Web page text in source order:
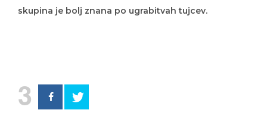
skupina je bolj znana po ugrabitvah tujcev.
3